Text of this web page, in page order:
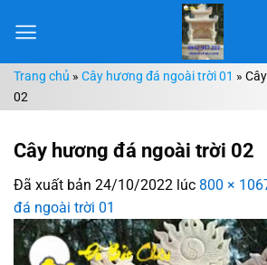
đến
dungTrang chủ » Cây hương đá ngoài trời 01 »
02
Cây hương đá ngoài trời 02
Đã xuất bản 24/10/2022 lúc 800 ×
đá ngoài trời 01